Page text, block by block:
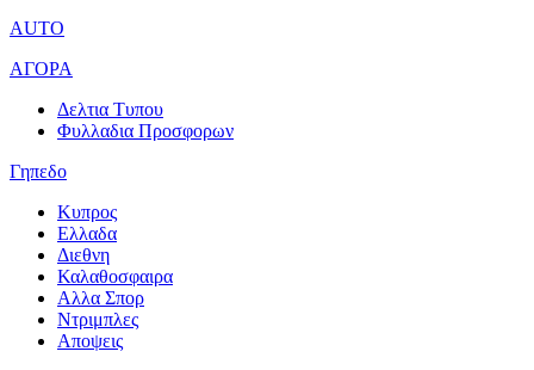
AUTO
ΑΓΟΡΑ
Δελτια Τυπου
Φυλλαδια Προσφορων
Γηπεδο
Κυπρος
Ελλαδα
Διεθνη
Καλαθοσφαιρα
Αλλα Σπορ
Ντριμπλες
Αποψεις